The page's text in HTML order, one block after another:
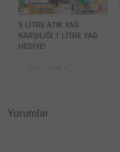
5 LİTRE ATIK YAĞ
KARŞILIĞI 1 LİTRE YAĞ
HEDİYE!
Yorumlar